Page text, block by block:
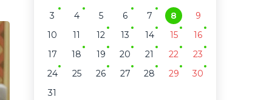
3
4 5 6 7 8
9
10
11 12 13 14 15
16
17
18 19 20 21 22
23
24
25 26 27 28 29
30
31